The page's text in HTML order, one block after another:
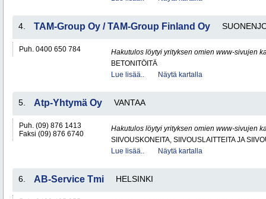
4. TAM-Group Oy / TAM-Group Finland Oy
Puh. 0400 650 784
Hakutulos löytyi yrityksen omien www-sivujen
BETONITÖITÄ
Lue lisää..
Näytä kartalla
5. Atp-Yhtymä Oy VANTAA
Puh. (09) 876 1413
Faksi (09) 876 6740
Hakutulos löytyi yrityksen omien www-sivujen
SIIVOUSKONEITA, SIIVOUSLAITTEITA JA
Lue lisää..
Näytä kartalla
6. AB-Service Tmi HELSINKI